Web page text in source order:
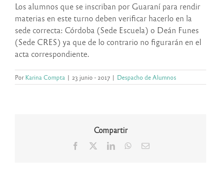
Los alumnos que se inscriban por Guaraní para rendir
materias en este turno deben verificar hacerlo en la
sede correcta: Córdoba (Sede Escuela) o Deán Funes
(Sede CRES) ya que de lo contrario no figurarán en el
acta correspondiente.
PorKarina Compta | 23 junio - 2017 | Despacho de Alumnos
Compartir
Facebook LinkedInWhatsApp
Correo